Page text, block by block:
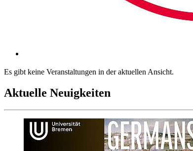
Es gibt keine Veranstaltungen in der aktuellen Ansicht.
Aktuelle Neuigkeiten